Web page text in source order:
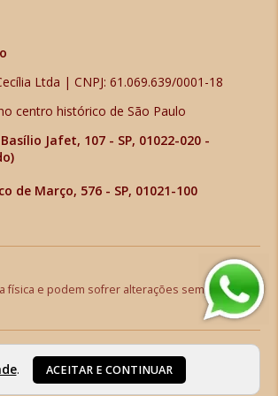
Ltda | CNPJ: 61.069.639/0001-18
centro histórico de São Paulo
Jafet, 107 - SP, 01022-020 -
de Março, 576 - SP, 01021-100
física e podem sofrer alterações sem aviso
. ACEITAR E CONTINUAR